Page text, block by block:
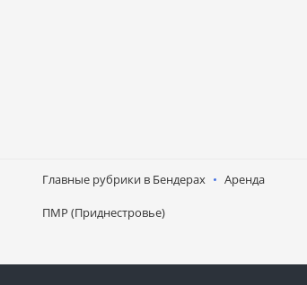
Главные рубрики в Бендерах Аренда
ПМР (Приднестровье)